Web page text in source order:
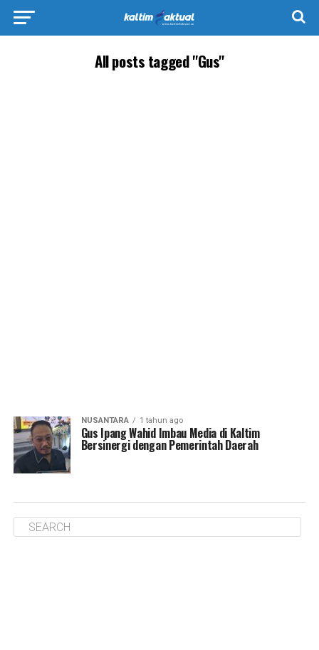
All posts tagged "Gus"
NUSANTARA 1 tahun ago
Gus Ipang Wahid Imbau Media di Kaltim
Bersinergi dengan Pemerintah Daerah